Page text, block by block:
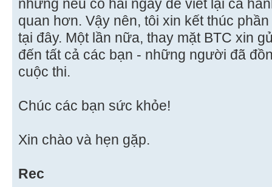
nhưng nếu có hai ngày để viết lại cả
quan hơn. Vậy nên, tôi xin kết thúc
tại đây. Một lần nữa, thay mặt BTC xin
đến tất cả các bạn - những người đã
cuộc thi.
Chúc các bạn sức khỏe!
Xin chào và hẹn gặp.
Rec